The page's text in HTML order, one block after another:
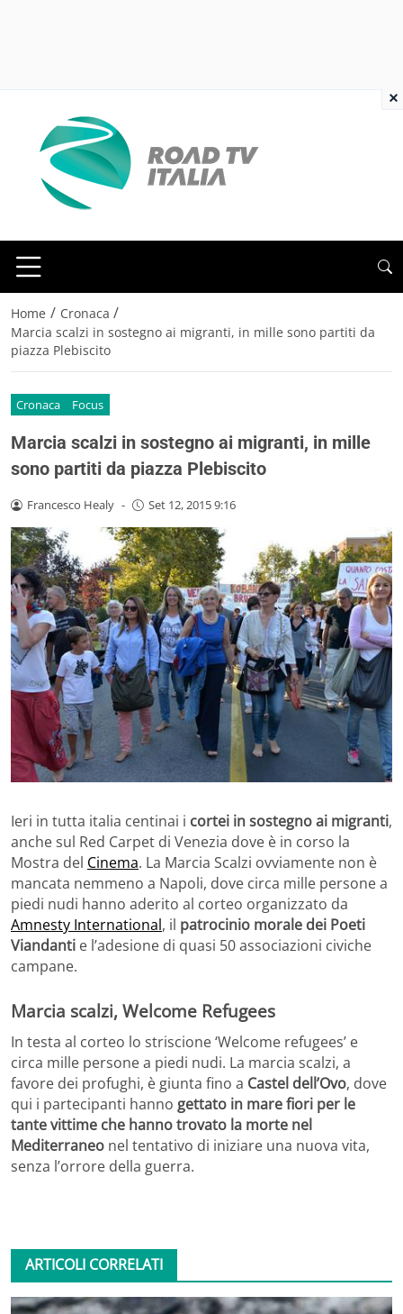
Home / Cronaca /
Marcia scalzi in sostegno ai migranti, in mille sono partiti da
piazza Plebiscito
Cronaca Focus
Marcia scalzi in sostegno ai migranti, in mille
sono partiti da piazza Plebiscito
Francesco Healy - Set 12, 2015 9:16
Ieri in tutta italia centinai i cortei in sostegno ai migranti,
anche sul Red Carpet di Venezia dove è in corso la
Mostra del Cinema. La Marcia Scalzi ovviamente non è
mancata nemmeno a Napoli, dove circa mille persone a
piedi nudi hanno aderito al corteo organizzato da
Amnesty International, il patrocinio morale dei Poeti
Viandanti e l’adesione di quasi 50 associazioni civiche
campane.
Marcia scalzi, Welcome Refugees
In testa al corteo lo striscione ‘Welcome refugees’ e
circa mille persone a piedi nudi. La marcia scalzi, a
favore dei profughi, è giunta fino a Castel dell’Ovo, dove
qui i partecipanti hanno gettato in mare fiori per le
tante vittime che hanno trovato la morte nel
Mediterraneo nel tentativo di iniziare una nuova vita,
senza l’orrore della guerra.
ARTICOLI CORRELATI
×